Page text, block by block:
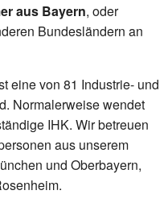
aus Bayern, oder
Bundesländern an
eine von 81 Industrie- und
Normalerweise wendet
IHK. Wir betreuen
aus unserem
und Oberbayern,